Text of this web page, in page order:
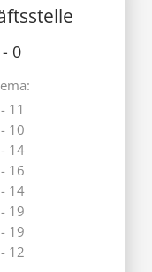
0
- 11
- 10
- 14
- 16
- 14
- 19
- 19
- 12